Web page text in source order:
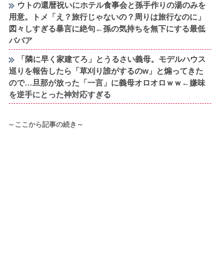
ウトの還暦祝いにホテル食事会と孫手作りの湯のみを
用意。トメ「え？旅行じゃないの？周りは旅行なのに」
図々しすぎる暴言に絶句←孫の気持ちを無下にする最低
ババア
「隣に早く家建てろ」とうるさい義母。モデルハウス
巡りを報告したら「草刈り誰がするのw」と煽ってきた
ので…旦那が放った「一言」に義母オロオロｗｗ←嫌味
を逆手にとった神対応すぎる
～ここから記事の続き～